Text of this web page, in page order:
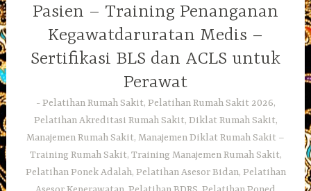
Pasien – Training Penanganan
Kegawatdaruratan Medis –
Sertifikasi BLS dan ACLS untuk
Perawat
Pelatihan Rumah Sakit, Pelatihan Rumah Sakit 2026,
Pelatihan Akreditasi Rumah Sakit, Diklat Rumah Sakit,
Manajemen Rumah Sakit, Manajemen Diklat Rumah Sakit –
Training Rumah Sakit, Training Manajemen Rumah Sakit,
Pelatihan Ponek Adalah, Pelatihan Asesor Bidan, Pelatihan